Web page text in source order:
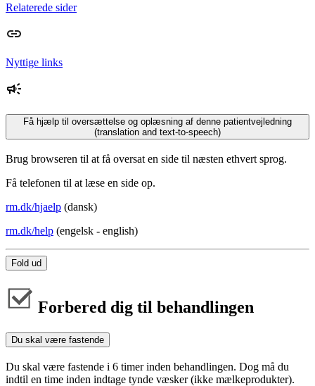
Relaterede sider
Nyttige links
Få hjælp til oversættelse og oplæsning af denne patientvejledning
(translation and text-to-speech)
Brug browseren til at få oversat en side til næsten ethvert sprog.
Få telefonen til at læse en side op.
rm.dk/hjaelp (dansk)
rm.dk/help (engelsk - english)
Fold ud
Forbered dig til behandlingen
Du skal være fastende
Du skal være fastende i 6 timer inden behandlingen. Dog må du
indtil en time inden indtage tynde væsker (ikke mælkeprodukter).